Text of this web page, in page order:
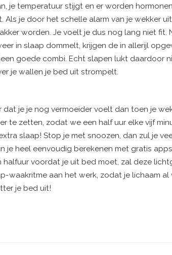
je temperatuur stijgt en er worden
je door het schelle alarm van je wekker
worden. Je voelt je dus nog lang niet fit.
in slaap dommelt, krijgen de in allerijl
goede combi. Echt slapen lukt daardoor
je wallen je bed uit strompelt.
dat je je nog vermoeider voelt dan toen je
te zetten, zodat we een half uur elke vijf
slaap! Stop je met snoozen, dan zul je
je heel eenvoudig berekenen met gratis
halfuur voordat je uit bed moet, zal deze
waakritme aan het werk, zodat je lichaam
je bed uit!